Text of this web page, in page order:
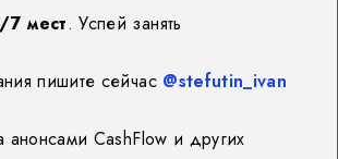
7 мест. Успей занять
пишите сейчас @stefutin_ivan
анонсами CashFlow и других